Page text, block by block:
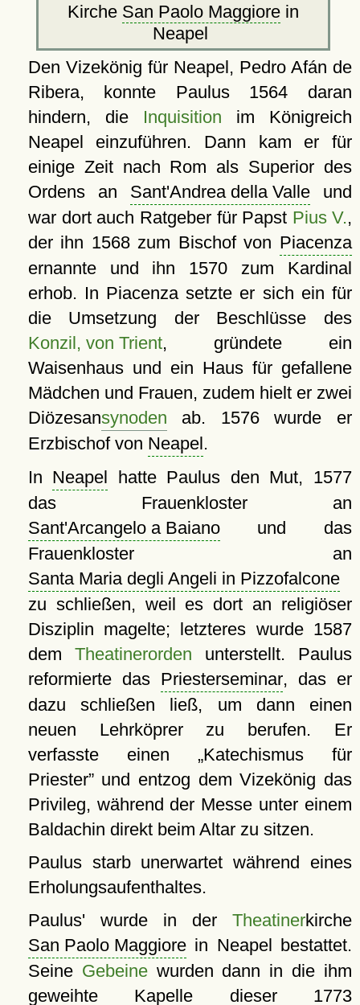
Kirche San Paolo Maggiorein
Neapel
Den Vizekönig für Neapel, Pedro Afán de
Ribera, konnte Paulus 1564 daran
hindern, die Inquisition im Königreich
Neapel einzuführen. Dann kam er für
einige Zeit nach Rom als Superior des
Ordens an Sant'Andrea della Valleund
war dort auch Ratgeber für Papst Pius V.,
der ihn 1568 zum Bischof von Piacenza
ernannte und ihn 1570 zum Kardinal
erhob. In Piacenza setzte er sich ein für
die Umsetzung der Beschlüsse des
Konzil, von Trient, gründete ein
Waisenhaus und ein Haus für gefallene
Mädchen und Frauen, zudem hielt er zwei
Diözesansynoden ab. 1576 wurde er
Erzbischof von Neapel.
In Neapel hatte Paulus den Mut, 1577
das Frauenkloster an
Sant'Arcangelo a Baianound das
Frauenkloster an
Santa Maria degli Angeli in Pizzofalcone
zu schließen, weil es dort an religiöser
Disziplin magelte; letzteres wurde 1587
dem Theatinerorden unterstellt. Paulus
reformierte das Priesterseminar, das er
dazu schließen ließ, um dann einen
neuen Lehrköprer zu berufen. Er
verfasste einen
Katechismus für
Priester und entzog dem Vizekönig das
Privileg, während der Messe unter einem
Baldachin direkt beim Altar zu sitzen.
Paulus starb unerwartet während eines
Erholungsaufenthaltes.
Paulus' wurde in der Theatinerkirche
San Paolo Maggiorein Neapel bestattet.
Seine Gebeinewurden dann in die ihm
geweihte Kapelle dieser 1773